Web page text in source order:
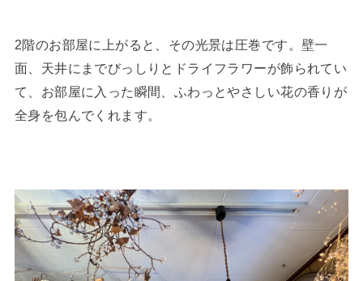
2階のお部屋に上がると、その光景は圧巻です。壁一
面、天井にまでびっしりとドライフラワーが飾られてい
て、お部屋に入った瞬間、ふわっとやさしい花の香りが
全身を包んでくれます。